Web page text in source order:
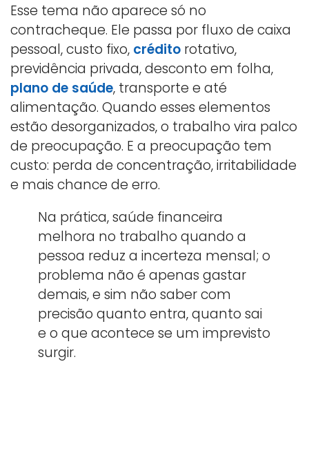
Esse tema não aparece só no
contracheque. Ele passa por fluxo de caixa
pessoal, custo fixo, crédito rotativo,
previdência privada, desconto em folha,
plano de saúde, transporte e até
alimentação. Quando esses elementos
estão desorganizados, o trabalho vira palco
de preocupação. E a preocupação tem
custo: perda de concentração, irritabilidade
e mais chance de erro.
Na prática, saúde financeira
melhora no trabalho quando a
pessoa reduz a incerteza mensal; o
problema não é apenas gastar
demais, e sim não saber com
precisão quanto entra, quanto sai
e o que acontece se um imprevisto
surgir.